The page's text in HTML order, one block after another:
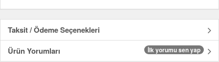
Taksit / Ödeme Seçenekleri
Ürün Yorumları
İlk yorumu sen yap